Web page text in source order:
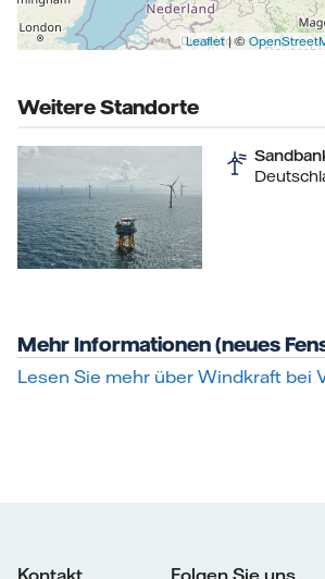
Leaflet| ©
Weitere Standorte
Mehr Informationen (neues
Lesen Sie mehr über Windkraft bei
Kontakt Folgen Sie uns